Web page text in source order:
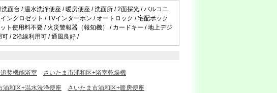
面台 / 温水洗浄便座 / 暖房便座 / 洗面所 / 2面採光 / バルコニ
ンクロゼット / TVインターホン / オートロック / 宅配ボック
ト使用料不要 / 火災警報器（報知機） / カードキー / 地上デジ
/ 2沿線利用可 / 通風良好 /
焚機能浴室 さいたま市浦和区+浴室乾燥機
浦和区+温水洗浄便座 さいたま市浦和区+暖房便座